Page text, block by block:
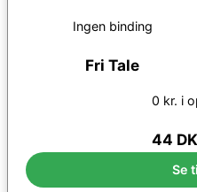
Ingen binding
Fri Tale
0 kr. i
44
Se